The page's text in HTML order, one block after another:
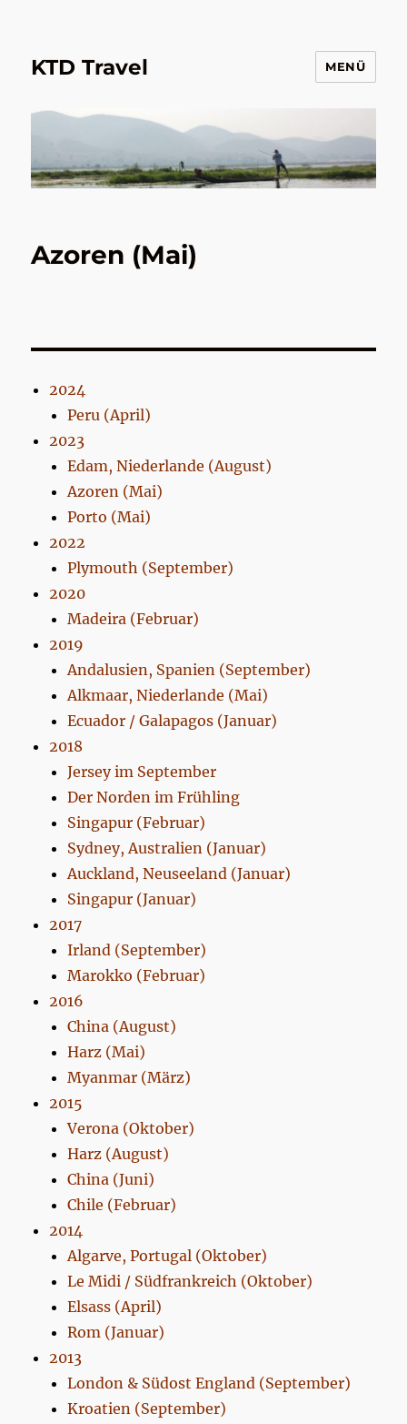
KTD Travel MENÜ
Azoren (Mai)
2024
Peru (April)
2023
Edam, Niederlande (August)
Azoren (Mai)
Porto (Mai)
2022
Plymouth (September)
2020
Madeira (Februar)
2019
Andalusien, Spanien (September)
Alkmaar, Niederlande (Mai)
Ecuador / Galapagos (Januar)
2018
Jersey im September
Der Norden im Frühling
Singapur (Februar)
Sydney, Australien (Januar)
Auckland, Neuseeland (Januar)
Singapur (Januar)
2017
Irland (September)
Marokko (Februar)
2016
China (August)
Harz (Mai)
Myanmar (März)
2015
Verona (Oktober)
Harz (August)
China (Juni)
Chile (Februar)
2014
Algarve, Portugal (Oktober)
Le Midi / Südfrankreich (Oktober)
Elsass (April)
Rom (Januar)
2013
London & Südost England (September)
Kroatien (September)